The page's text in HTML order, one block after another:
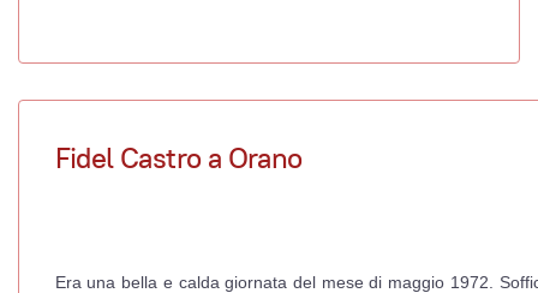
Fidel Castro a Orano
Era una bella e calda giornata del mese di maggio 1972.